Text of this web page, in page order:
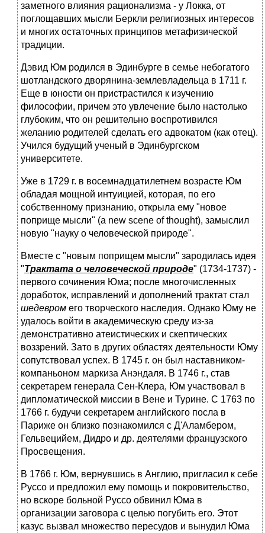
заметного влияния рационализма - у Локка, от
поглощавших мысли Беркли религиозных интересов
и многих остаточных принципов метафизической
традиции.
Дэвид Юм родился в Эдинбурге в семье небогатого
шотландского дворянина-землевладельца в 1711 г.
Еще в юности он пристрастился к изучению
философии, причем это увлечение было настолько
глубоким, что он решительно воспротивился
желанию родителей сделать его адвокатом (как отец).
Учился будущий ученый в Эдинбургском
университете.
Уже в 1729 г. в восемнадцатилетнем возрасте Юм
обладая мощной интуицией, которая, по его
собственному признанию, открыла ему "новое
поприще мысли" (a new scene of thought), замыслил
новую "науку о человеческой природе".
Вместе с "новым поприщем мысли" зародилась идея
"Трактата о человеческой природе" (1734-1737) -
первого сочинения Юма; после многочисленных
доработок, исправлений и дополнений трактат стал
шедевром его творческого наследия. Однако Юму не
удалось войти в академическую среду из-за
демонстративно атеистических и скептических
воззрений. Зато в других областях деятельности Юму
сопутствовал успех. В 1745 г. он был наставником-
компаньоном маркиза Анэндаля. В 1746 г., став
секретарем генерала Сен-Клера, Юм участвовал в
дипломатической миссии в Вене и Турине. С 1763 по
1766 г. будучи секретарем английского посла в
Париже он близко познакомился с Д'Аламбером,
Гельвецийем, Дидро и др. деятелями французского
Просвещения.
В 1766 г. Юм, вернувшись в Англию, пригласил к себе
Руссо и предложил ему помощь и покровительство,
но вскоре больной Руссо обвинил Юма в
организации заговора с целью погубить его. Этот
казус вызвал множество пересудов и вынудил Юма